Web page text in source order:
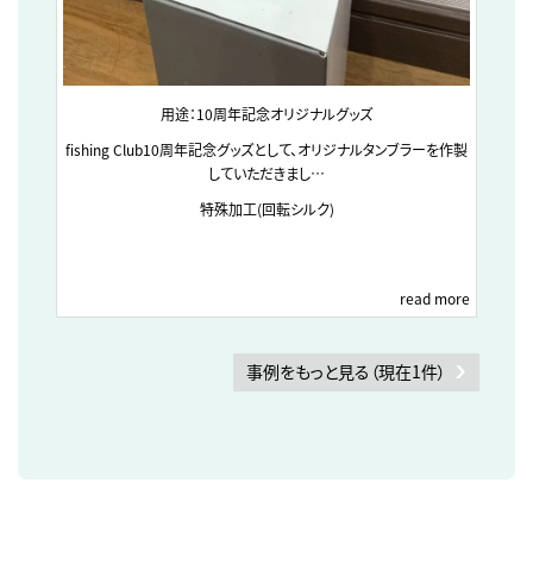
用途：10周年記念オリジナルグッズ
fishing Club10周年記念グッズとして、オリジナルタンブラーを作製
していただきまし…
特殊加工(回転シルク)
read more
事例をもっと見る（現在1件）